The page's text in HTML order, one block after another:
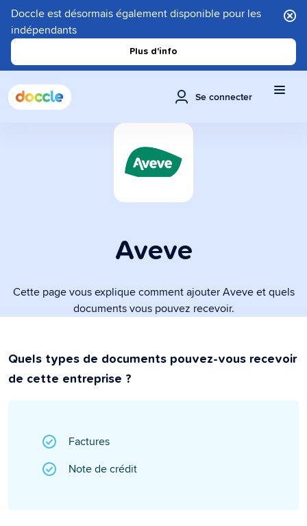
Doccle est désormais également disponible pour les
indépendants
Plus d'info
Se connecter
Aveve
Cette page vous explique comment ajouter Aveve et quels
documents vous pouvez recevoir.
Quels types de documents pouvez-vous recevoir
de cette entreprise ?
Factures
Note de crédit